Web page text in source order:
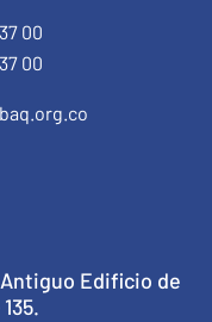
00
00
Edificio de